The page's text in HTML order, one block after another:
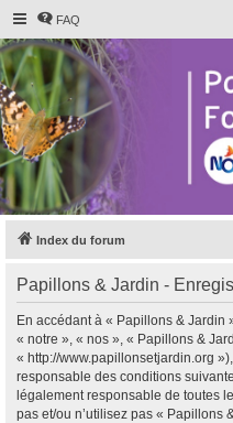
FAQ
Index du forum
Papillons & Jardin -
En accédant à « Papillons &
« notre », « nos », « Papillons &
« http://www.papillonsetjardin.org
responsable des conditions
légalement responsable de toutes
pas et/ou n’utilisez pas « Papillons